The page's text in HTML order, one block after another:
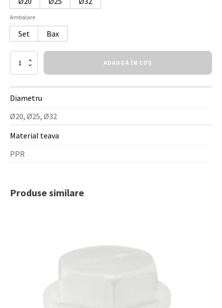
Ambalare
Set Bax
Cantitate
PPR
ADAUGĂ ÎN COȘ
Diametru
Ø20, Ø25, Ø32
Material teava
PPR
Produse similare